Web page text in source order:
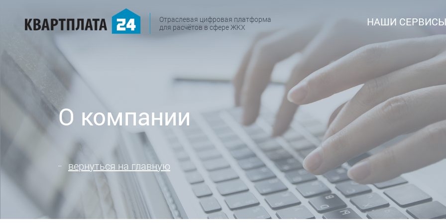
Отраслевая цифровая платформа
для расчётов в сфере ЖКХ
НАШИ СЕРВИСЫ
О компании
вернуться на главную